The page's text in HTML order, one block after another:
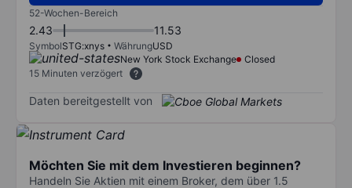
52-Wochen-Bereich
2.43 11.53
SymbolSTG:xnys WährungUSD
New York Stock Exchange
Closed
15 Minuten verzögert
Daten bereitgestellt von
Möchten Sie mit dem Investieren beginnen?
Handeln Sie Aktien mit einem Broker, dem über 1.5